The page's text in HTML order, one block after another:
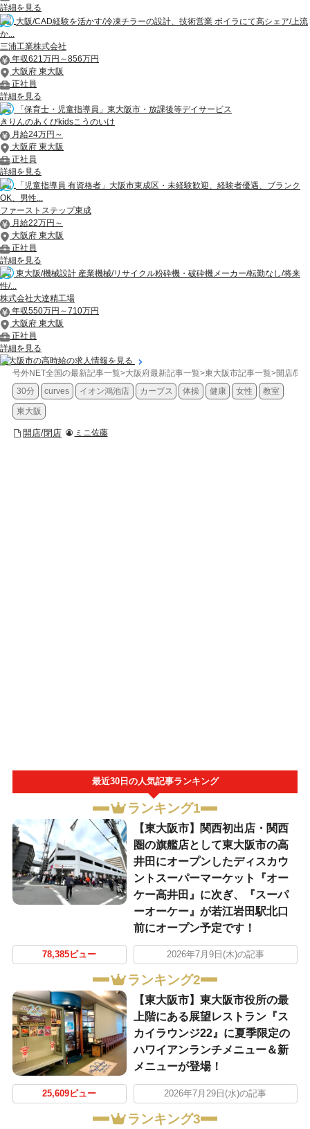
詳細を見る
大阪/CAD経験を活かす/冷凍チラーの設計、技術営業 ボイラにて高シェア/上流
か...
三浦工業株式会社
年収621万円～856万円
大阪府 東大阪
正社員
詳細を見る
「保育士・児童指導員」東大阪市・放課後等デイサービス
きりんのあくびkidsこうのいけ
月給24万円～
大阪府 東大阪
正社員
詳細を見る
「児童指導員 有資格者」大阪市東成区・未経験歓迎、経験者優遇、ブランク
OK、男性...
ファーストステップ東成
月給22万円～
大阪府 東大阪
正社員
詳細を見る
東大阪/機械設計 産業機械/リサイクル粉砕機・破砕機メーカー/転勤なし/将来
性/...
株式会社大達精工場
年収550万円～710万円
大阪府 東大阪
正社員
詳細を見る
東大阪市の高時給の求人情報を見る
号外NET全国の最新記事一覧>大阪府最新記事一覧>東大阪市記事一覧>開店/閉
30分
curves イオン鴻池店 カーブス 体操 健康 女性 教室
東大阪
開店/閉店 ミニ佐藤
最近30日の人気記事ランキング
ランキング1
【東大阪市】関西初出店・関西
圏の旗艦店として東大阪市の高
井田にオープンしたディスカウ
ントスーパーマーケット『オー
ケー高井田』に次ぎ、『スーパ
ーオーケー』が若江岩田駅北口
前にオープン予定です！
78,385ビュー 2026年7月9日(木)の記事
ランキング2
【東大阪市】東大阪市役所の最
上階にある展望レストラン『ス
カイラウンジ22』に夏季限定の
ハワイアンランチメニュー＆新
メニューが登場！
25,609ビュー 2026年7月29日(水)の記事
ランキング3